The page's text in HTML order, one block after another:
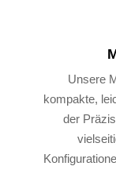
Unsere
kompakte,
der